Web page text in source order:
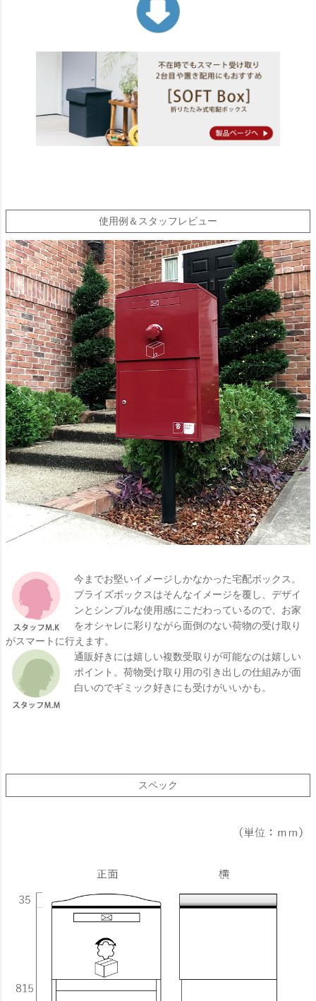
使用例＆スタッフレビュー
今までお堅いイメージしかなかった宅配ボックス。
ブライズボックスはそんなイメージを覆し、デザイ
ンとシンプルな使用感にこだわっているので、お家
をオシャレに彩りながら面倒のない荷物の受け取り
がスマートに行えます。
通販好きには嬉しい複数受取りが可能なのは嬉しい
ポイント。荷物受け取り用の引き出しの仕組みが面
白いのでギミック好きにも受けがいいかも。
スペック